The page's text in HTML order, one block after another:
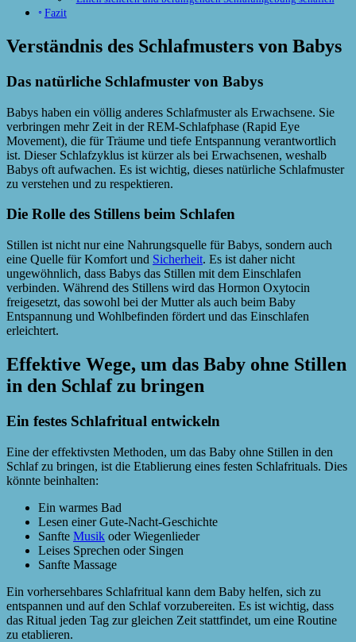
Fazit
Verständnis des Schlafmusters von Babys
Das natürliche Schlafmuster von Babys
Babys haben ein völlig anderes Schlafmuster als Erwachsene. Sie
verbringen mehr Zeit in der REM-Schlafphase (Rapid Eye
Movement), die für Träume und tiefe Entspannung verantwortlich
ist. Dieser Schlafzyklus ist kürzer als bei Erwachsenen, weshalb
Babys oft aufwachen. Es ist wichtig, dieses natürliche Schlafmuster
zu verstehen und zu respektieren.
Die Rolle des Stillens beim Schlafen
Stillen ist nicht nur eine Nahrungsquelle für Babys, sondern auch
eine Quelle für Komfort und Sicherheit. Es ist daher nicht
ungewöhnlich, dass Babys das Stillen mit dem Einschlafen
verbinden. Während des Stillens wird das Hormon Oxytocin
freigesetzt, das sowohl bei der Mutter als auch beim Baby
Entspannung und Wohlbefinden fördert und das Einschlafen
erleichtert.
Effektive Wege, um das Baby ohne Stillen
in den Schlaf zu bringen
Ein festes Schlafritual entwickeln
Eine der effektivsten Methoden, um das Baby ohne Stillen in den
Schlaf zu bringen, ist die Etablierung eines festen Schlafrituals. Dies
könnte beinhalten:
Ein warmes Bad
Lesen einer Gute-Nacht-Geschichte
Sanfte Musik oder Wiegenlieder
Leises Sprechen oder Singen
Sanfte Massage
Ein vorhersehbares Schlafritual kann dem Baby helfen, sich zu
entspannen und auf den Schlaf vorzubereiten. Es ist wichtig, dass
das Ritual jeden Tag zur gleichen Zeit stattfindet, um eine Routine
zu etablieren.